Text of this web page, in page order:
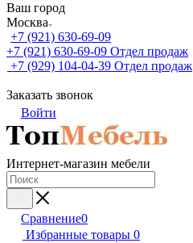
Ваш город
Москва
+7 (921) 630-69-09
+7 (921) 630-69-09 Отдел продаж
+7 (929) 104-04-39 Отдел продаж
Заказать звонок
Войти
Интернет-магазин мебели
Сравнение0
Избранные товары 0